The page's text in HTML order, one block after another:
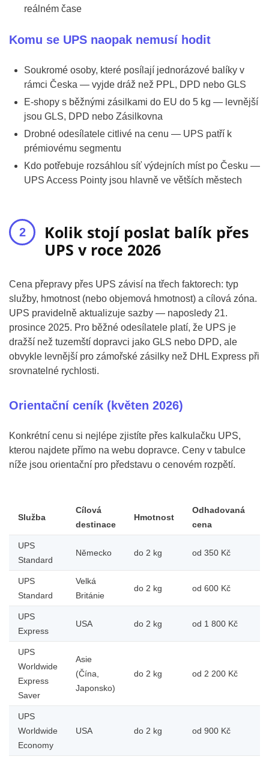
reálném čase
Komu se UPS naopak nemusí hodit
Soukromé osoby, které posílají jednorázové balíky v
rámci Česka — vyjde dráž než PPL, DPD nebo GLS
E-shopy s běžnými zásilkami do EU do 5 kg — levnější
jsou GLS, DPD nebo Zásilkovna
Drobné odesílatele citlivé na cenu — UPS patří k
prémiovému segmentu
Kdo potřebuje rozsáhlou síť výdejních míst po Česku —
UPS Access Pointy jsou hlavně ve větších městech
Kolik stojí poslat balík přes
UPS v roce 2026
Cena přepravy přes UPS závisí na třech faktorech: typ
služby, hmotnost (nebo objemová hmotnost) a cílová zóna.
UPS pravidelně aktualizuje sazby — naposledy 21.
prosince 2025. Pro běžné odesílatele platí, že UPS je
dražší než tuzemští dopravci jako GLS nebo DPD, ale
obvykle levnější pro zámořské zásilky než DHL Express při
srovnatelné rychlosti.
Orientační ceník (květen 2026)
Konkrétní cenu si nejlépe zjistíte přes kalkulačku UPS,
kterou najdete přímo na webu dopravce. Ceny v tabulce
níže jsou orientační pro představu o cenovém rozpětí.
Služba
Cílová
destinace
Hmotnost
Odhadovaná
cena
UPS
Standard
Německo do 2 kg od 350 Kč
UPS
Standard
Velká
Británie
do 2 kg od 600 Kč
UPS
Express
USA do 2 kg od 1 800 Kč
UPS
Worldwide
Express
Saver
Asie
(Čína,
Japonsko)
do 2 kg od 2 200 Kč
UPS
Worldwide
Economy
USA do 2 kg od 900 Kč